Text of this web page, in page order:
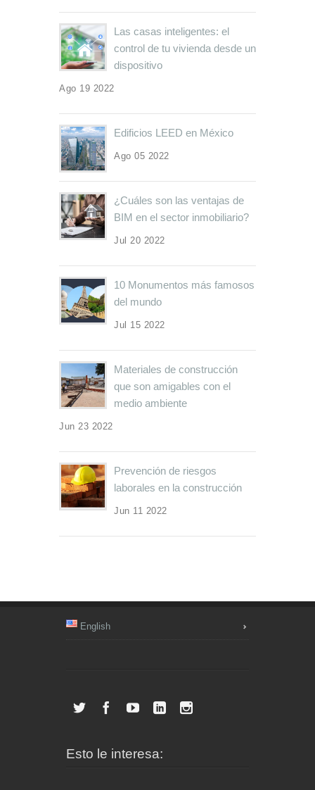
Las casas inteligentes: el
control de tu vivienda desde un
dispositivo
Ago 19 2022
Edificios LEED en México
Ago 05 2022
¿Cuáles son las ventajas de
BIM en el sector inmobiliario?
Jul 20 2022
10 Monumentos más famosos
del mundo
Jul 15 2022
Materiales de construcción
que son amigables con el
medio ambiente
Jun 23 2022
Prevención de riesgos
laborales en la construcción
Jun 11 2022
English
Esto le interesa: